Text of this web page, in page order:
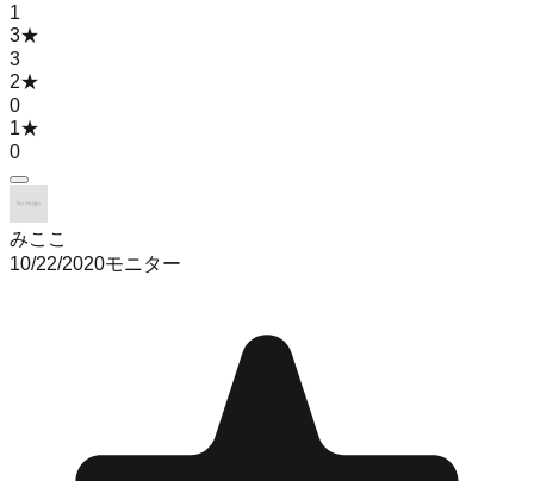
1
3★
3
2★
0
1★
0
みここ
10/22/2020モニター